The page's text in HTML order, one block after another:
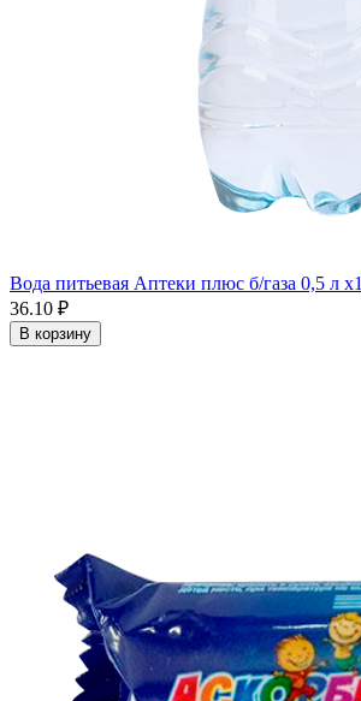
Вода питьевая Аптеки плюс б/газа 0,5 л x1
36.10 ₽
В корзину